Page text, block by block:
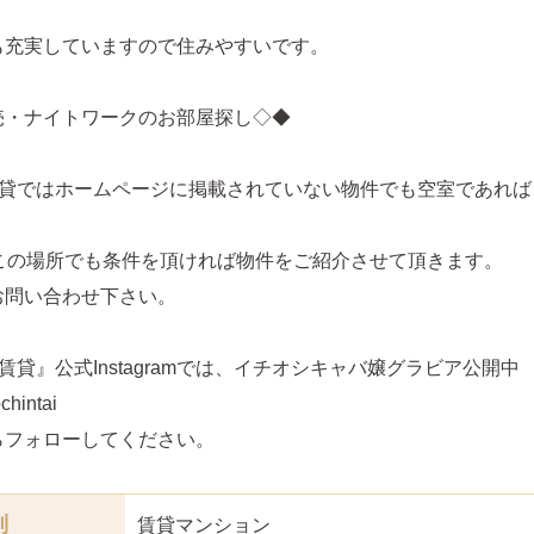
実していますので住みやすいです。
ナイトワークのお部屋探し◇◆
ではホームページに掲載されていない物件でも空室であれ
の場所でも条件を頂ければ物件をご紹介させて頂きます。
い合わせ下さい。
貸』公式Instagramでは、イチオシキャバ嬢グラビア公開中
ォローしてください。
賃貸マンション